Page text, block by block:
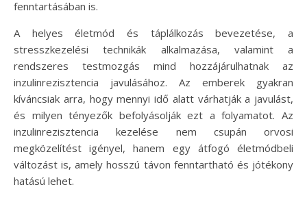
fenntartásában is.
A helyes életmód és táplálkozás bevezetése, a
stresszkezelési technikák alkalmazása, valamint a
rendszeres testmozgás mind hozzájárulhatnak az
inzulinrezisztencia javulásához. Az emberek gyakran
kíváncsiak arra, hogy mennyi idő alatt várhatják a javulást,
és milyen tényezők befolyásolják ezt a folyamatot. Az
inzulinrezisztencia kezelése nem csupán orvosi
megközelítést igényel, hanem egy átfogó életmódbeli
változást is, amely hosszú távon fenntartható és jótékony
hatású lehet.